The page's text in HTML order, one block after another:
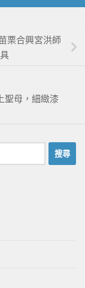
栗合興宮洪師
聖母，細緻漆